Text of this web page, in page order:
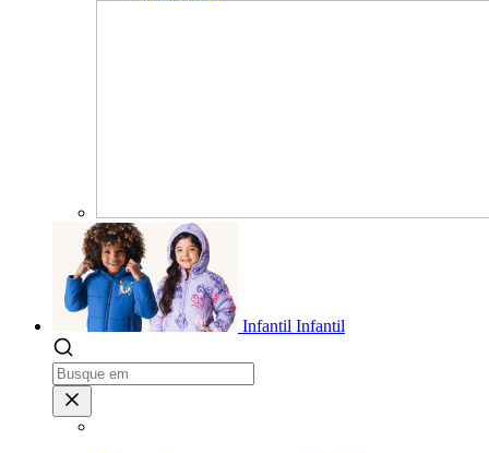
Infantil Infantil